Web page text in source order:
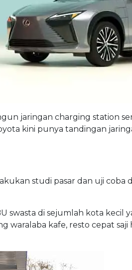
jaringan charging station
kini punya tandingan
studi pasar dan uji coba
swasta di sejumlah kota kecil
waralaba kafe, resto cepat